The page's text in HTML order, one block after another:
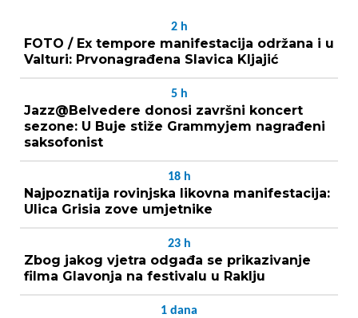
2 h
FOTO / Ex tempore manifestacija održana i u
Valturi: Prvonagrađena Slavica Kljajić
5 h
Jazz@Belvedere donosi završni koncert
sezone: U Buje stiže Grammyjem nagrađeni
saksofonist
18 h
Najpoznatija rovinjska likovna manifestacija:
Ulica Grisia zove umjetnike
23 h
Zbog jakog vjetra odgađa se prikazivanje
filma Glavonja na festivalu u Raklju
1 dana